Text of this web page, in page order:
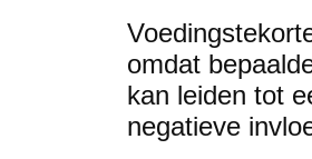
omdat
kan leiden tot
negatieve